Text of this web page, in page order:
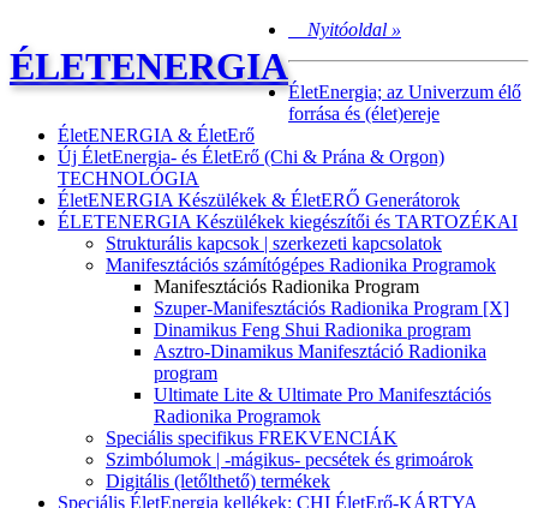
ÉLETENERGIA
Nyitóoldal »
ÉletEnergia; az Univerzum élő
forrása és (élet)ereje
ÉletENERGIA & ÉletErő
Új ÉletEnergia- és ÉletErő (Chi & Prána & Orgon)
TECHNOLÓGIA
ÉletENERGIA Készülékek & ÉletERŐ Generátorok
ÉLETENERGIA Készülékek kiegészítői és TARTOZÉKAI
Strukturális kapcsok | szerkezeti kapcsolatok
Manifesztációs számítógépes Radionika Programok
Manifesztációs Radionika Program
Szuper-Manifesztációs Radionika Program [X]
Dinamikus Feng Shui Radionika program
Asztro-Dinamikus Manifesztáció Radionika
program
Ultimate Lite & Ultimate Pro Manifesztációs
Radionika Programok
Speciális specifikus FREKVENCIÁK
Szimbólumok | -mágikus- pecsétek és grimoárok
Digitális (letőlthető) termékek
Speciális ÉletEnergia kellékek: CHI ÉletErő-KÁRTYA